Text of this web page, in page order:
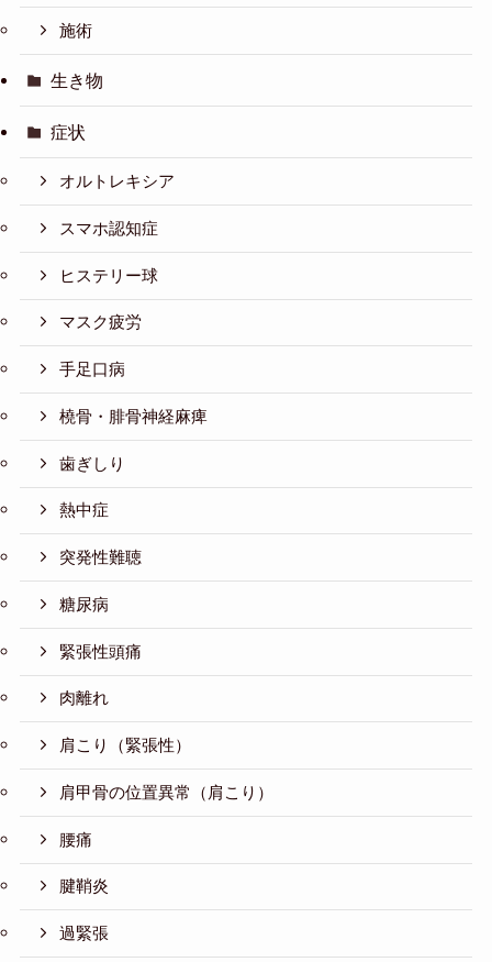
施術
生き物
症状
オルトレキシア
スマホ認知症
ヒステリー球
マスク疲労
手足口病
橈骨・腓骨神経麻痺
歯ぎしり
熱中症
突発性難聴
糖尿病
緊張性頭痛
肉離れ
肩こり（緊張性）
肩甲骨の位置異常（肩こり）
腰痛
腱鞘炎
過緊張